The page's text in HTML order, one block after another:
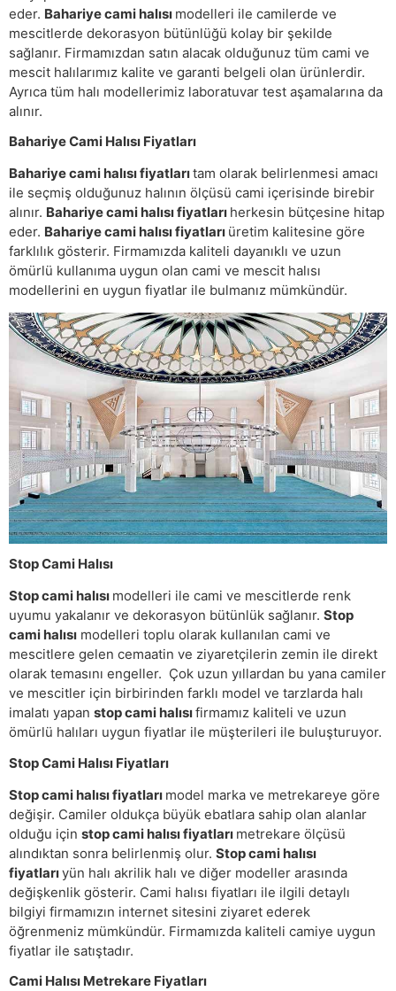
eder. Bahariye cami halısı modelleri ile camilerde ve
mescitlerde dekorasyon bütünlüğü kolay bir şekilde
sağlanır. Firmamızdan satın alacak olduğunuz tüm cami ve
mescit halılarımız kalite ve garanti belgeli olan ürünlerdir.
Ayrıca tüm halı modellerimiz laboratuvar test aşamalarına da
alınır.
Bahariye Cami Halısı Fiyatları
Bahariye cami halısı fiyatlarıtam olarak belirlenmesi amacı
ile seçmiş olduğunuz halının ölçüsü cami içerisinde birebir
alınır. Bahariye cami halısı fiyatları herkesin bütçesine hitap
eder. Bahariye cami halısı fiyatları üretim kalitesine göre
farklılık gösterir. Firmamızda kaliteli dayanıklı ve uzun
ömürlü kullanıma uygun olan cami ve mescit halısı
modellerini en uygun fiyatlar ile bulmanız mümkündür.
Stop Cami Halısı
Stop cami halısı modelleri ile cami ve mescitlerde renk
uyumu yakalanır ve dekorasyon bütünlük sağlanır. Stop
cami halısı modelleri toplu olarak kullanılan cami ve
mescitlere gelen cemaatin ve ziyaretçilerin zemin ile direkt
olarak temasını engeller. Çok uzun yıllardan bu yana camiler
ve mescitler için birbirinden farklı model ve tarzlarda halı
imalatı yapan stop cami halısıfirmamız kaliteli ve uzun
ömürlü halıları uygun fiyatlar ile müşterileri ile buluşturuyor.
Stop Cami Halısı Fiyatları
Stop cami halısı fiyatları model marka ve metrekareye göre
değişir. Camiler oldukça büyük ebatlara sahip olan alanlar
olduğu için stop cami halısı fiyatları metrekare ölçüsü
alındıktan sonra belirlenmiş olur. Stop cami halısı
fiyatlarıyün halı akrilik halı ve diğer modeller arasında
değişkenlik gösterir. Cami halısı fiyatları ile ilgili detaylı
bilgiyi firmamızın internet sitesini ziyaret ederek
öğrenmeniz mümkündür. Firmamızda kaliteli camiye uygun
fiyatlar ile satıştadır.
Cami Halısı Metrekare Fiyatları